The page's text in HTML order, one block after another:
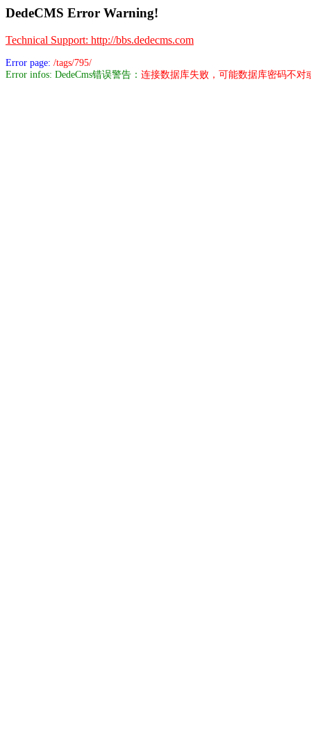
DedeCMS Error Warning!
Technical Support: http://bbs.dedecms.com
Error page: /tags/795/
Error infos: DedeCms错误警告： 连接数据库失败，可能数据库密码不对